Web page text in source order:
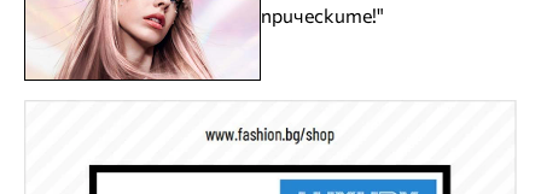
прическите!"